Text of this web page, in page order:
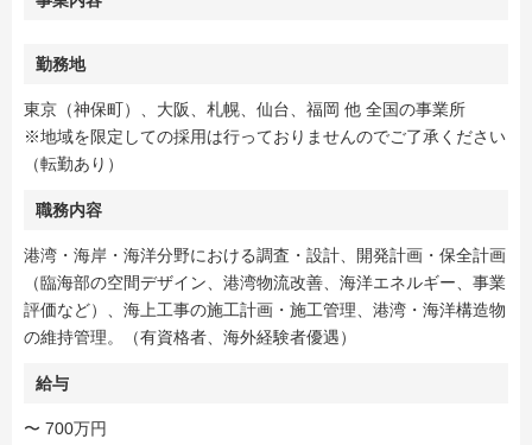
勤務地
東京（神保町）、大阪、札幌、仙台、福岡 他 全国の事業所
※地域を限定しての採用は行っておりませんのでご了承ください
（転勤あり）
職務内容
港湾・海岸・海洋分野における調査・設計、開発計画・保全計画
（臨海部の空間デザイン、港湾物流改善、海洋エネルギー、事業
評価など）、海上工事の施工計画・施工管理、港湾・海洋構造物
の維持管理。（有資格者、海外経験者優遇）
給与
〜 700万円